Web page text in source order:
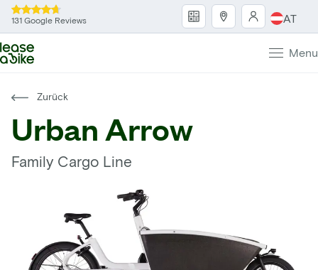
131 Google Reviews AT
Menu
Zurück
Urban Arrow
Family Cargo Line